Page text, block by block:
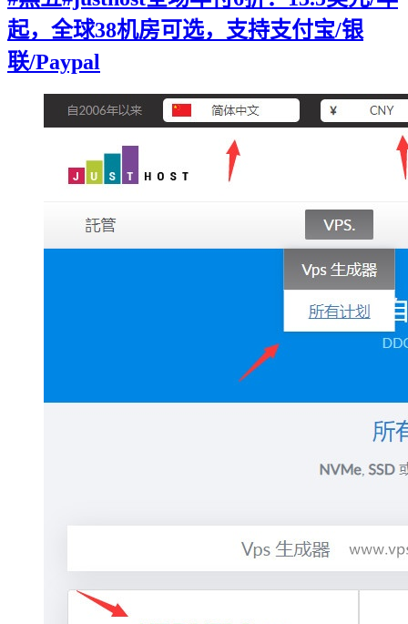
起，全球38机房可选，支持支付宝/银
联/Paypal